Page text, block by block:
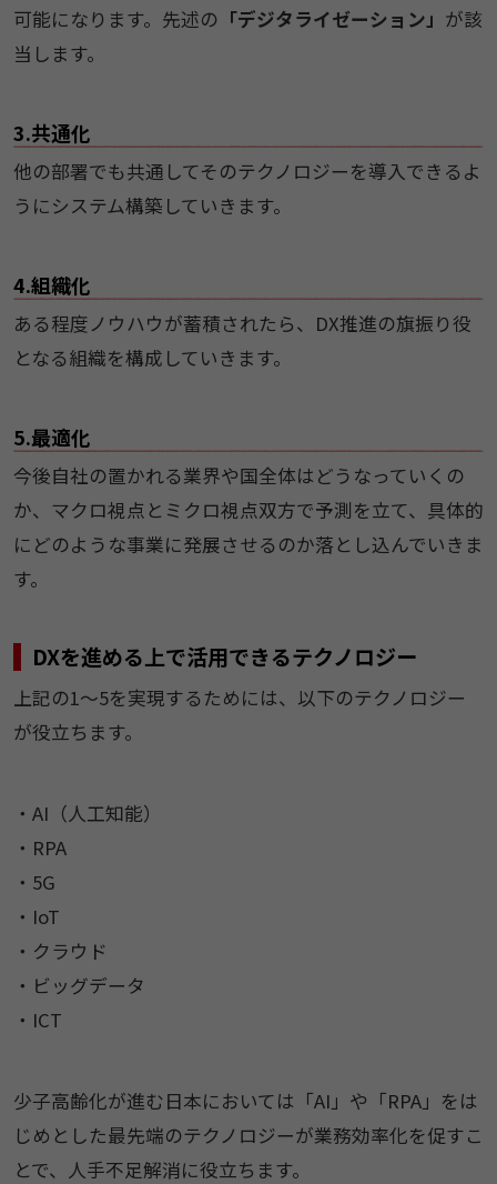
可能になります。先述の 「デジタライゼーション」 が該
当します。
3.共通化
他の部署でも共通してそのテクノロジーを導入できるよ
うにシステム構築していきます。
4.組織化
ある程度ノウハウが蓄積されたら、DX推進の旗振り役
となる組織を構成していきます。
5.最適化
今後自社の置かれる業界や国全体はどうなっていくの
か、マクロ視点とミクロ視点双方で予測を立て、具体的
にどのような事業に発展させるのか落とし込んでいきま
す。
DXを進める上で活用できるテクノロジー
上記の1～5を実現するためには、以下のテクノロジー
が役立ちます。
・AI（人工知能）
・RPA
・5G
・IoT
・クラウド
・ビッグデータ
・ICT
少子高齢化が進む日本においては「AI」や「RPA」をは
じめとした最先端のテクノロジーが業務効率化を促すこ
とで、人手不足解消に役立ちます。